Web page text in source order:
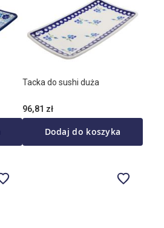
Tacka do sushi duża
96,81 zł
Dodaj do koszyka